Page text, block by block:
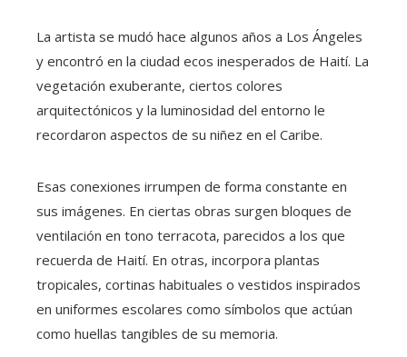
La artista se mudó hace algunos años a Los Ángeles
y encontró en la ciudad ecos inesperados de Haití. La
vegetación exuberante, ciertos colores
arquitectónicos y la luminosidad del entorno le
recordaron aspectos de su niñez en el Caribe.
Esas conexiones irrumpen de forma constante en
sus imágenes. En ciertas obras surgen bloques de
ventilación en tono terracota, parecidos a los que
recuerda de Haití. En otras, incorpora plantas
tropicales, cortinas habituales o vestidos inspirados
en uniformes escolares como símbolos que actúan
como huellas tangibles de su memoria.